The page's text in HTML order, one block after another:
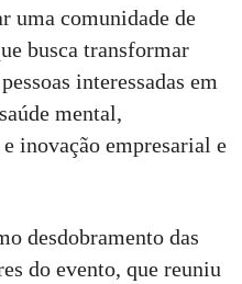
uma comunidade de
busca transformar
interessadas em
mental,
inovação empresarial e
desdobramento das
do evento, que reuniu